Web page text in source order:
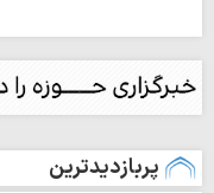
پربازدیدترین